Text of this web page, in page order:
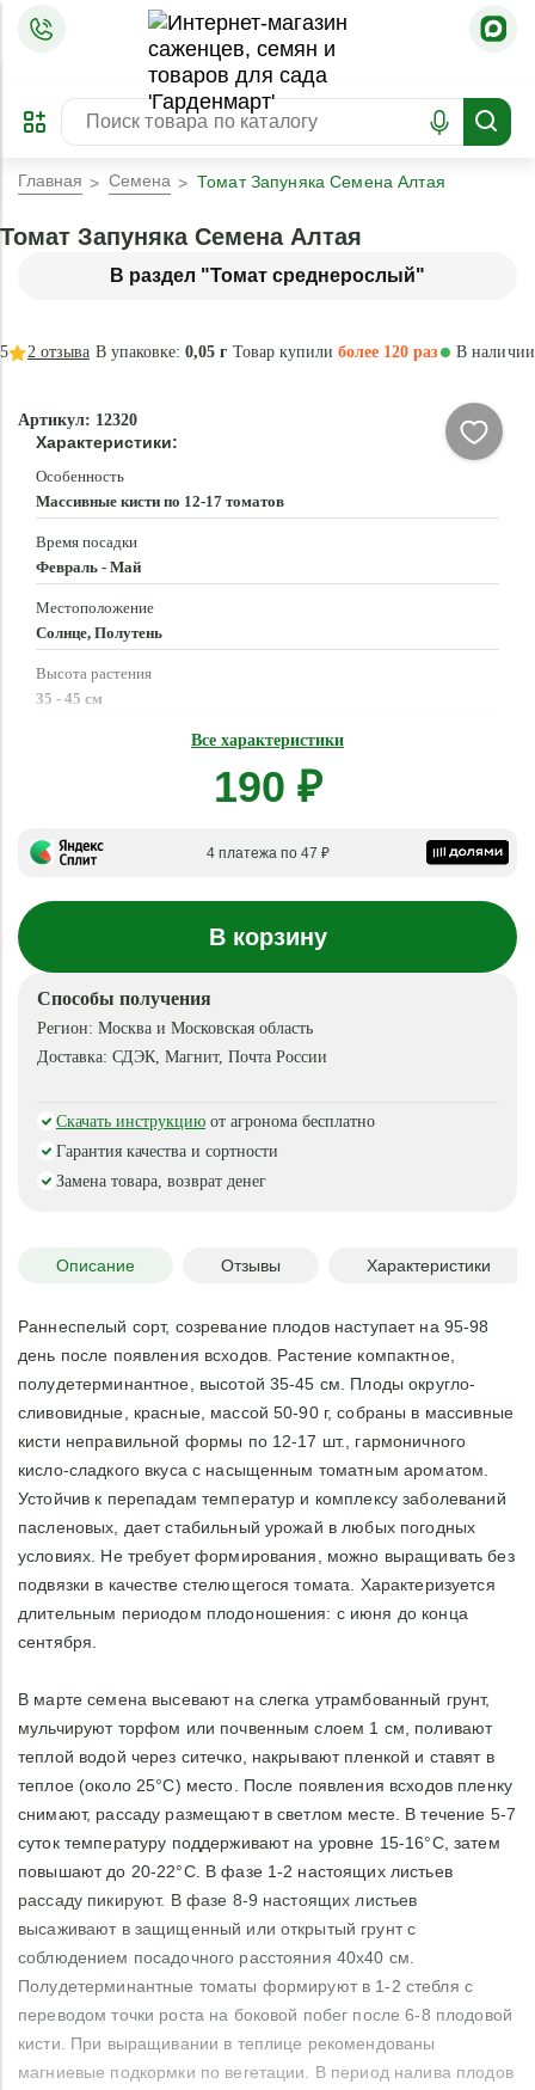
ПРЕДЗАКАЗ
ЗАБРОНИРОВАТЬ
ЛУЧШЕЕ
Главная Семена Томат Запуняка Семена Алтая
В раздел "Томат среднерослый"
Томат Запуняка Семена Алтая
В упаковке: 0,05 г Товар купили более 120 раз
5 2 отзыва В наличии
Артикул: 12320
Характеристики:
Особенность
Массивные кисти по 12-17 томатов
Время посадки
Февраль - Май
Местоположение
Солнце, Полутень
Высота растения
35 - 45 см
Все характеристики
190 ₽
4 платежа по 47 ₽
В корзину
Способы получения
Регион: Москва и Московская область
Доставка: СДЭК, Магнит, Почта России
Скачать инструкцию от агронома бесплатно
Гарантия качества и сортности
Замена товара, возврат денег
Описание Отзывы Характеристики
Раннеспелый сорт, созревание плодов наступает на 95-98
день после появления всходов. Растение компактное,
полудетерминантное, высотой 35-45 см. Плоды округло-
сливовидные, красные, массой 50-90 г, собраны в массивные
кисти неправильной формы по 12-17 шт., гармоничного
кисло-сладкого вкуса с насыщенным томатным ароматом.
Устойчив к перепадам температур и комплексу заболеваний
пасленовых, дает стабильный урожай в любых погодных
условиях. Не требует формирования, можно выращивать без
подвязки в качестве стелющегося томата. Характеризуется
длительным периодом плодоношения: с июня до конца
сентября.
В марте семена высевают на слегка утрамбованный грунт,
мульчируют торфом или почвенным слоем 1 см, поливают
теплой водой через ситечко, накрывают пленкой и ставят в
теплое (около 25°С) место. После появления всходов пленку
снимают, рассаду размещают в светлом месте. В течение 5-7
суток температуру поддерживают на уровне 15-16°С, затем
повышают до 20-22°С. В фазе 1-2 настоящих листьев
рассаду пикируют. В фазе 8-9 настоящих листьев
высаживают в защищенный или открытый грунт с
соблюдением посадочного расстояния 40х40 см.
Полудетерминантные томаты формируют в 1-2 стебля с
переводом точки роста на боковой побег после 6-8 плодовой
кисти. При выращивании в теплице рекомендованы
магниевые подкормки по вегетации. В период налива плодов